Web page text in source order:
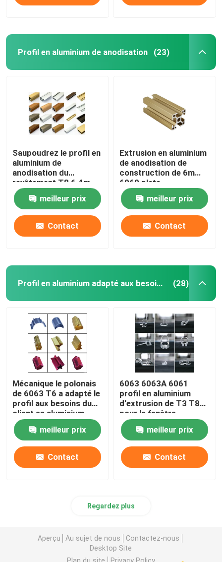
Profil en aluminium de anodisation (23)
Saupoudrez le profil en
aluminium de
anodisation du
revêtement T8 6.4m
meilleur prix
Contact
Extrusion en aluminium
de anodisation de
construction de 6m
6060 plats
meilleur prix
Contact
Profil en aluminium adapté aux besoins du client (28)
Mécanique le polonais
de 6063 T6 a adapté le
profil aux besoins du
client en aluminium
meilleur prix
Contact
6063 6063A 6061
profil en aluminium
d'extrusion de T3 T8
pour la fenêtre
meilleur prix
Contact
Regardez plus
Aperçu Au sujet de nous
Contactez-nous
Desktop Site
Plan du site
Privacy Policy